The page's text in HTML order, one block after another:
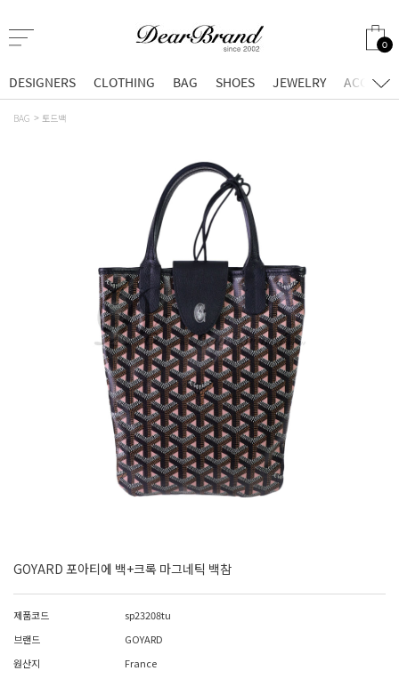
0
DESIGNERS CLOTHING BAG SHOES JEWELRY
BAG 토드백
GOYARD 포아티에 백+크록 마그네틱 백참
제품코드
sp23208tu
브랜드
GOYARD
원산지
France